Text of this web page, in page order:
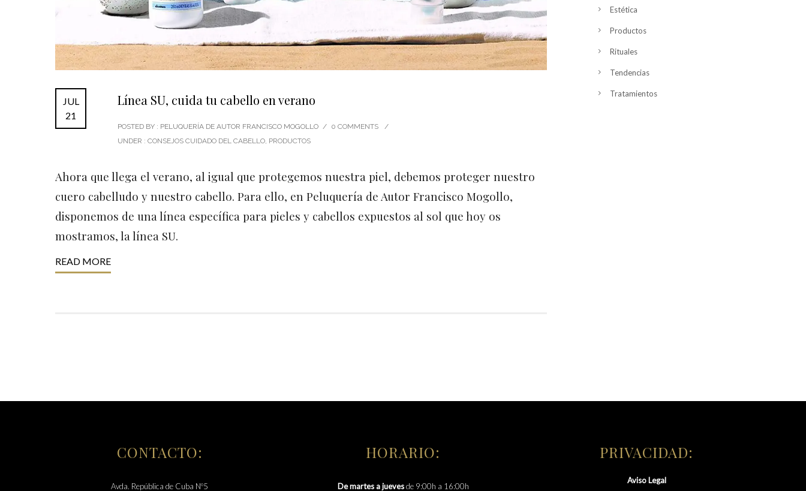
JUL
21
Línea SU, cuida tu cabello en verano
POSTED BY : PELUQUERÍA DE AUTOR FRANCISCO MOGOLLO / 0 COMMENTS
/
UNDER : CONSEJOS CUIDADO DEL CABELLO, PRODUCTOS
Ahora que llega el verano, al igual que protegemos nuestra piel, debemos proteger nuestro
cuero cabelludo y nuestro cabello. Para ello, en Peluquería de Autor Francisco Mogollo,
disponemos de una línea específica para pieles y cabellos expuestos al sol que hoy os
mostramos, la línea SU.
READ MORE
Estética
Productos
Rituales
Tendencias
Tratamientos
CONTACTO:
Avda. República de Cuba Nº5
HORARIO:
De martes a juevesde 9:00h a 16:00h
PRIVACIDAD:
Aviso Legal